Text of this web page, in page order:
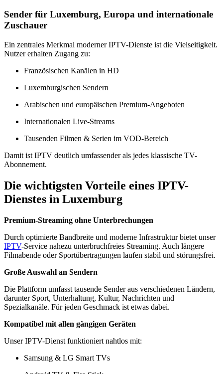
Sender für Luxemburg, Europa und internationale
Zuschauer
Ein zentrales Merkmal moderner IPTV-Dienste ist die Vielseitigkeit.
Nutzer erhalten Zugang zu:
Französischen Kanälen in HD
Luxemburgischen Sendern
Arabischen und europäischen Premium-Angeboten
Internationalen Live-Streams
Tausenden Filmen & Serien im VOD-Bereich
Damit ist IPTV deutlich umfassender als jedes klassische TV-
Abonnement.
Die wichtigsten Vorteile eines IPTV-
Dienstes in Luxemburg
Premium-Streaming ohne Unterbrechungen
Durch optimierte Bandbreite und moderne Infrastruktur bietet unser
IPTV-Service nahezu unterbruchfreies Streaming. Auch längere
Filmabende oder Sportübertragungen laufen stabil und störungsfrei.
Große Auswahl an Sendern
Die Plattform umfasst tausende Sender aus verschiedenen Ländern,
darunter Sport, Unterhaltung, Kultur, Nachrichten und
Spezialkanäle. Für jeden Geschmack ist etwas dabei.
Kompatibel mit allen gängigen Geräten
Unser IPTV-Dienst funktioniert nahtlos mit:
Samsung & LG Smart TVs